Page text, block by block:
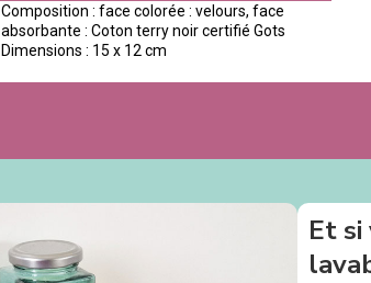
Composition : face colorée : velours, face
absorbante : Coton terry noir certifié Gots
Dimensions : 15 x 12 cm
Et